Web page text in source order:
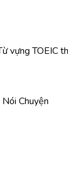
Chuyện